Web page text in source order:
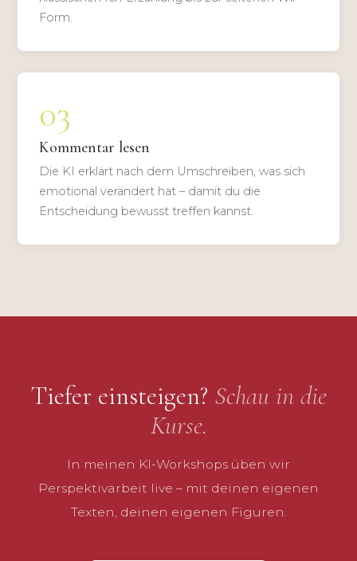
Form.
03
Kommentar lesen
Die KI erklärt nach dem Umschreiben, was sich
emotional verändert hat – damit du die
Entscheidung bewusst treffen kannst.
Tiefer einsteigen? Schau in die
Kurse.
In meinen KI-Workshops üben wir
Perspektivarbeit live – mit deinen eigenen
Texten, deinen eigenen Figuren.